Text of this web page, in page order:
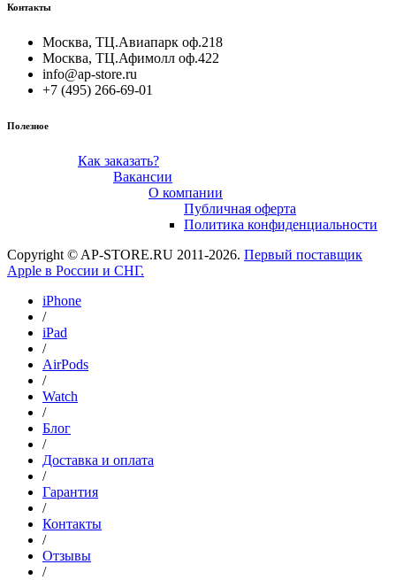
Контакты
Москва, ТЦ.Авиапарк оф.218
Москва, ТЦ.Афимолл оф.422
info@ap-store.ru
+7 (495) 266-69-01
Полезное
Как заказать?
Вакансии
О компании
Публичная оферта
Политика конфиденциальности
Copyright © AP-STORE.RU 2011-2026. Первый поставщик
Apple в России и СНГ.
iPhone
/
iPad
/
AirPods
/
Watch
/
Блог
/
Доставка и оплата
/
Гарантия
/
Контакты
/
Отзывы
/